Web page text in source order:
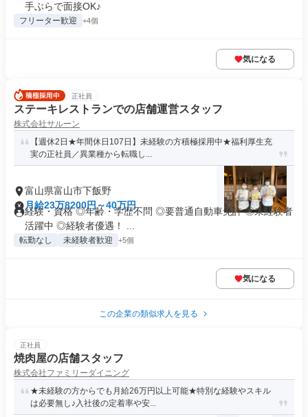
手ぶらで面接OK♪
フリーター歓迎 +4個
気になる
正社員
ステーキレストランでの店舗運営スタッフ
株式会社サルーン
【週休2日★年間休日107日】未経験の方積極採用中★福利厚生充
実の正社員／異業種から転職し...
富山県富山市下飯野
月給23万8200円～40万円
経験・資格 ◎年齢・学歴不問 ◎要普通自動車免許 ◎未経験者
活躍中 ◎経験者優遇！ ...
転勤なし 未経験者歓迎 +5個
気になる
この企業の類似求人を見る
正社員
焼肉屋の店舗スタッフ
株式会社ファミリーダイニング
★未経験の方からでも月給26万円以上可能★特別な経験やスキル
は必要無し♪入社後の定着率や安...